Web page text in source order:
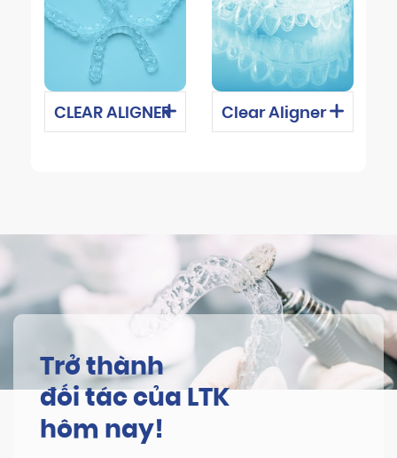
CLEAR ALIGNER Clear Aligner
Trở thành
đối tác của LTK
hôm nay!